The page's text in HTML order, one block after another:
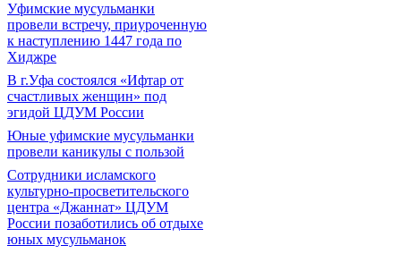
Уфимские мусульманки
провели встречу, приуроченную
к наступлению 1447 года по
Хиджре
В г.Уфа состоялся «Ифтар от
счастливых женщин» под
эгидой ЦДУМ России
Юные уфимские мусульманки
провели каникулы с пользой
Сотрудники исламского
культурно-просветительского
центра «Джаннат» ЦДУМ
России позаботились об отдыхе
юных мусульманок